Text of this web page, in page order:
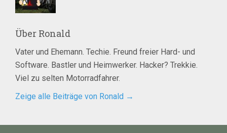
Über Ronald
Vater und Ehemann. Techie. Freund freier Hard- und
Software. Bastler und Heimwerker. Hacker? Trekkie.
Viel zu selten Motorradfahrer.
Zeige alle Beiträge von Ronald →